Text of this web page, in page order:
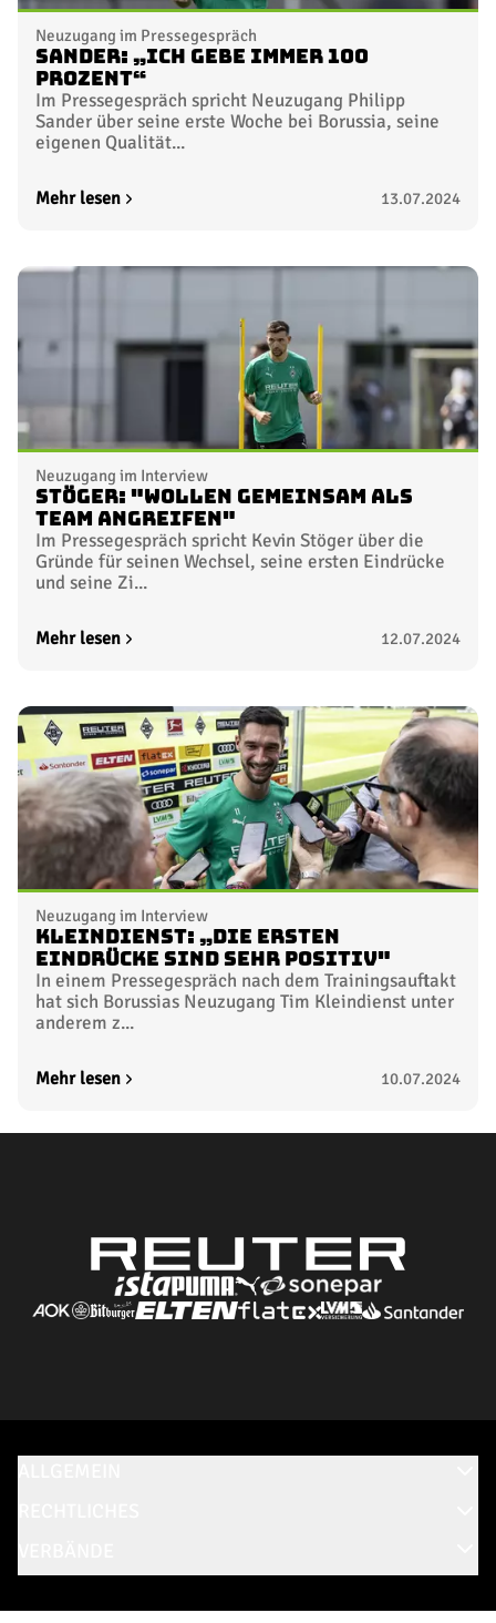
Neuzugang im Pressegespräch
Sander: „Ich gebe immer 100
Prozent“
Im Pressegespräch spricht Neuzugang Philipp
Sander über seine erste Woche bei Borussia, seine
eigenen Qualität...
Mehr lesen 13.07.2024
Neuzugang im Interview
Stöger: "Wollen gemeinsam als
Team angreifen"
Im Pressegespräch spricht Kevin Stöger über die
Gründe für seinen Wechsel, seine ersten Eindrücke
und seine Zi...
Mehr lesen 12.07.2024
Neuzugang im Interview
Kleindienst: „Die ersten
Eindrücke sind sehr positiv"
In einem Pressegespräch nach dem Trainingsauftakt
hat sich Borussias Neuzugang Tim Kleindienst unter
anderem z...
Mehr lesen 10.07.2024